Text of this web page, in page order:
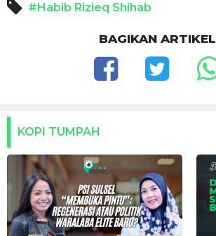
#Habib Rizieq Shihab
BAGIKAN ARTIKEL
KOPI TUMPAH